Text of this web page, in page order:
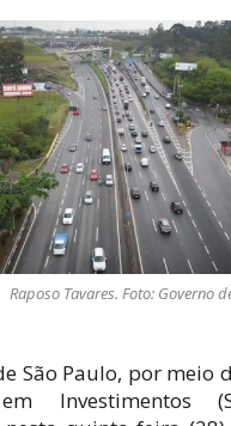
Raposo Tavares. Foto: Governo
São Paulo, por meio
Investimentos